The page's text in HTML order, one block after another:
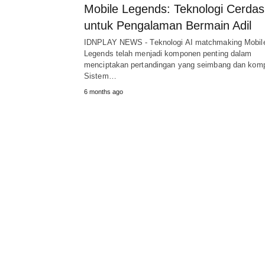
Mobile Legends: Teknologi Cerdas
untuk Pengalaman Bermain Adil
IDNPLAY NEWS - Teknologi AI matchmaking
Legends telah menjadi komponen penting dalam
menciptakan pertandingan yang seimbang dan
Sistem…
6 months ago